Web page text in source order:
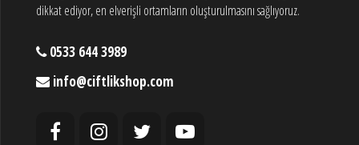
dikkat ediyor, en elverişli ortamların oluşturulmasını sağlıyoruz.
0533 644 3989
info@ciftlikshop.com